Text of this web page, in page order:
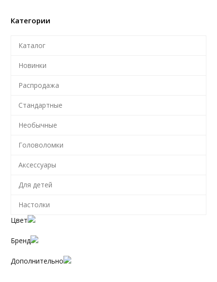
Категории
Каталог
Новинки
Распродажа
Стандартные
Необычные
Головоломки
Аксессуары
Для детей
Настолки
Цвет
Бренд
Дополнительно